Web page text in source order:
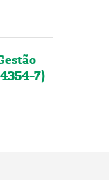
7)